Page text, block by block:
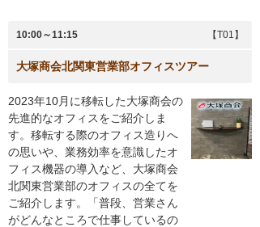
10:00～11:15 【T01】
大塚商会北関東営業部オフィスツアー
2023年10月に移転した大塚商会の
先進的なオフィスをご紹介しま
す。移転する際のオフィス造りへ
の思いや、業務効率を意識したオ
フィス機器の導入など、大塚商会
北関東営業部のオフィスの全てを
ご紹介します。「普段、営業さん
がどんなところで仕事しているの